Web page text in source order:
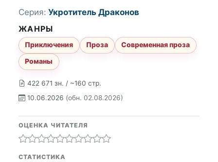
422 671 зн. / ~160 стр.
10.06.2026 (обн. 02.08.2026)
Серия: Укротитель Драконов
ЖАНРЫ
Приключения Проза
Современная проза
Романы
ОЦЕНКА ЧИТАТЕЛЯ
СТАТИСТИКА